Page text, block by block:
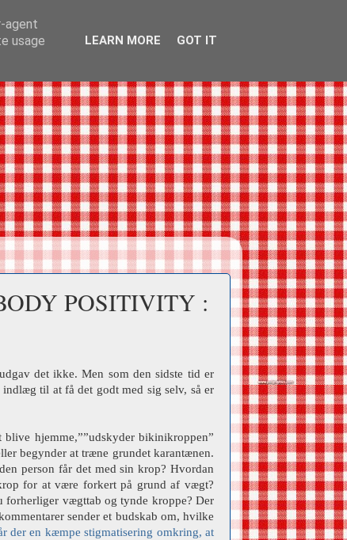
POSITIVITY :
det ikke. Men som den sidste tid er
til at få det godt med sig selv, så er
hjemme,””udskyder bikinikroppen”
begynder at træne grundet karantænen.
person får det med sin krop? Hvordan
for at være forkert på grund af vægt?
forherliger vægttab og tynde kroppe? Der
sender et budskab om, hvilke
der en kæmpe stigmatisering omkring, at
agent
usage
LEARN MORE GOT IT